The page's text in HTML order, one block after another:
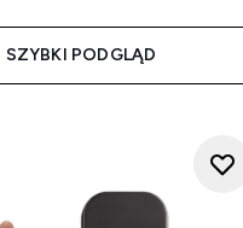
SZYBKI PODGLĄD